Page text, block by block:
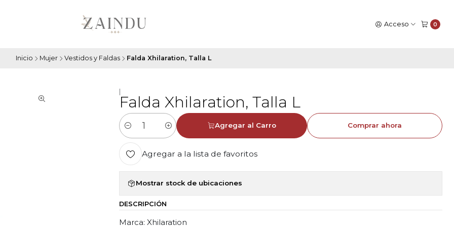
Acceso 0
Inicio Mujer Vestidos y Faldas Falda Xhilaration, Talla L
Falda Xhilaration, Talla L
Cantidad
Agregar al Carro Comprar ahora
Agregar a la lista de favoritos
Mostrar stock de ubicaciones
DESCRIPCIÓN
Marca: Xhilaration